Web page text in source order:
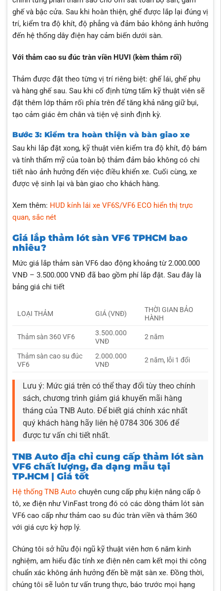
ghế và bậc cửa. Sau khi hoàn thiện, ghế được lắp lại đúng vị
trí, kiểm tra độ khít, độ phẳng và đảm bảo không ảnh hưởng
đến hệ thống dây điện hay cảm biến dưới sàn.
Với thảm cao su đúc tràn viền HUVI (kèm thảm rối)
Thảm được đặt theo từng vị trí riêng biệt: ghế lái, ghế phụ
và hàng ghế sau. Sau khi cố định từng tấm kỹ thuật viên sẽ
đặt thêm lớp thảm rối phía trên để tăng khả năng giữ bụi,
tạo cảm giác êm chân và tiện vệ sinh định kỳ.
Bước 3: Kiểm tra hoàn thiện và bàn giao xe
Sau khi lắp đặt xong, kỹ thuật viên kiểm tra độ khít, độ bám
và tính thẩm mỹ của toàn bộ thảm đảm bảo không có chi
tiết nào ảnh hưởng đến việc điều khiển xe. Cuối cùng, xe
được vệ sinh lại và bàn giao cho khách hàng.
Xem thêm: HUD kính lái xe VF6S/VF6 ECO hiển thị trực
quan, sắc nét
Giá lắp thảm lót sàn VF6 TPHCM bao
nhiêu?
Mức giá lắp thảm sàn VF6 dao động khoảng từ 2.000.000
VNĐ – 3.500.000 VNĐ đã bao gồm phí lắp đặt. Sau đây là
bảng giá chi tiết
LOẠI THẢM GIÁ (VNĐ)
THỜI GIAN BẢO
HÀNH
Thảm sàn 360 VF6
3.500.000
VNĐ
2 năm
Thảm sàn cao su đúc
VF6
2.000.000
VNĐ
2 năm, lỗi 1 đổi
Lưu ý: Mức giá trên có thể thay đổi tùy theo chính
sách, chương trình giảm giá khuyến mãi hàng
tháng của TNB Auto. Để biết giá chính xác nhất
quý khách hàng hãy liên hệ 0784 306 306 để
được tư vấn chi tiết nhất.
TNB Auto địa chỉ cung cấp thảm lót sàn
VF6 chất lượng, đa dạng mẫu tại
TP.HCM | Giá tốt
Hệ thống TNB Auto chuyên cung cấp phụ kiện nâng cấp ô
tô, xe điện như VinFast trong đó có các dòng thảm lót sàn
VF6 cao cấp như thảm cao su đúc tràn viền và thảm 360
với giá cực kỳ hợp lý.
Chúng tôi sở hữu đội ngũ kỹ thuật viên hơn 6 năm kinh
nghiệm, am hiểu đặc tính xe điện nên cam kết mọi thi công
chuẩn xác không ảnh hưởng đến bề mặt sàn xe. Đồng thời,
chúng tôi sẽ luôn tư vấn trung thực, báo trước mọi hạng